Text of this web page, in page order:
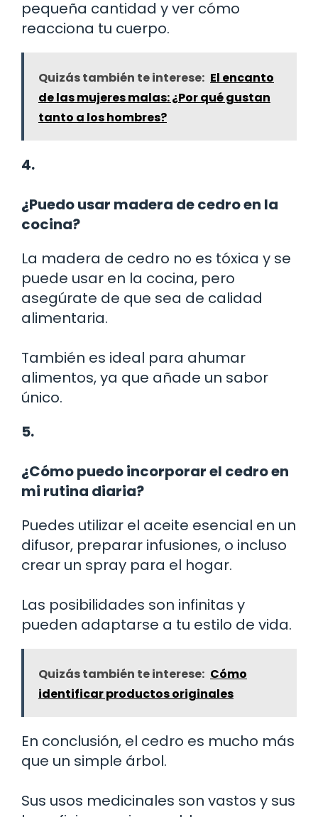
pequeña cantidad y ver cómo
reacciona tu cuerpo.
Quizás también te interese: El encanto
de las mujeres malas: ¿Por qué gustan
tanto a los hombres?
4.
¿Puedo usar madera de cedro en la
cocina?
La madera de cedro no es tóxica y se
puede usar en la cocina, pero
asegúrate de que sea de calidad
alimentaria.
También es ideal para ahumar
alimentos, ya que añade un sabor
único.
5.
¿Cómo puedo incorporar el cedro en
mi rutina diaria?
Puedes utilizar el aceite esencial en un
difusor, preparar infusiones, o incluso
crear un spray para el hogar.
Las posibilidades son infinitas y
pueden adaptarse a tu estilo de vida.
Quizás también te interese: Cómo
identificar productos originales
En conclusión, el cedro es mucho más
que un simple árbol.
Sus usos medicinales son vastos y sus